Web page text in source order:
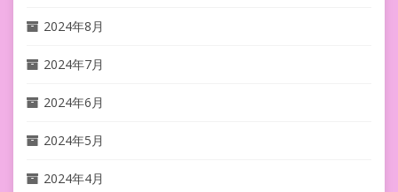
2024年8月
2024年7月
2024年6月
2024年5月
2024年4月